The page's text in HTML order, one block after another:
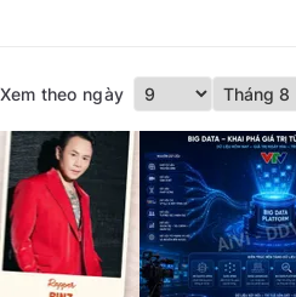
Xem theo ngày